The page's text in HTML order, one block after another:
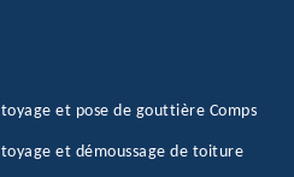
et pose de gouttière Comps
et démoussage de toiture